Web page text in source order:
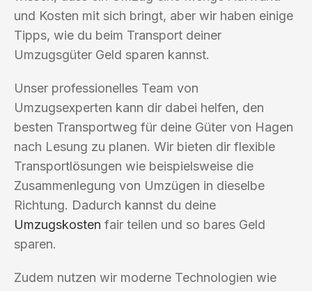
und Kosten mit sich bringt, aber wir haben einige
Tipps, wie du beim Transport deiner
Umzugsgüter Geld sparen kannst.
Unser professionelles Team von
Umzugsexperten kann dir dabei helfen, den
besten Transportweg für deine Güter von Hagen
nach Lesung zu planen. Wir bieten dir flexible
Transportlösungen wie beispielsweise die
Zusammenlegung von Umzügen in dieselbe
Richtung. Dadurch kannst du deine
Umzugskosten fair teilen und so bares Geld
sparen.
Zudem nutzen wir moderne Technologien wie